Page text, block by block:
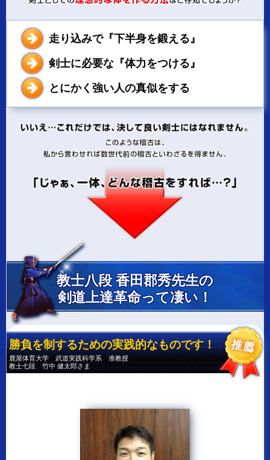
走り込みで『下半身を鍛える』
剣士に必要な『体力をつける』
とにかく強い人の真似をする
教士八段 香田郡秀先生の
剣道上達革命って凄い！
勝負を制するための実践的なものです！
鹿屋体育大学 武道実践科学系 准教授
教士七段 竹中 健太郎さま